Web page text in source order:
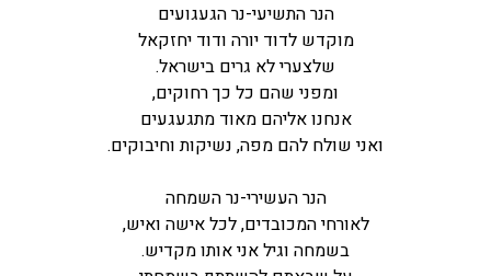
הנר התשיעי-נר הגעגועים
מוקדש לדוד יורה ודוד יחזקאל
שלצערי לא גרים בישראל.
ומפני שהם כל כך רחוקים,
אנחנו אליהם מאוד מתגעגעים
ואני שולח להם מפה, נשיקות וחיבוקים.
הנר העשירי-נר השמחה
לאורחי המכובדים, לכל אישה ואיש,
בשמחה וגיל אני אותו מקדיש.